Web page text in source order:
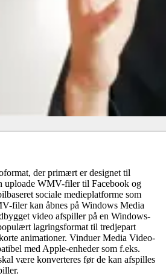
der primært er designet til
uploade WMV-filer til Facebook og
sociale medieplatforme som
filer kan åbnes på Windows Media
video afspiller på en Windows-
lagringsformat til tredjepart
animationer. Vinduer Media Video-
med Apple-enheder som f.eks.
være konverteres før de kan afspilles